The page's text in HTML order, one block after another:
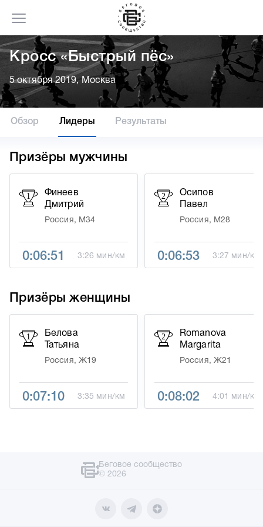
Кросс «Быстрый пёс»
5 октября 2019, Москва
Обзор Лидеры Результаты
Призёры мужчины
1
Финеев
Дмитрий
Россия, М34
0:06:51 3:26 мин/км
2
Осипов
Павел
Россия, М28
0:06:53 3:27 мин/км
Призёры женщины
1
Белова
Татьяна
Россия, Ж19
0:07:10 3:35 мин/км
2
Romanova
Margarita
Россия, Ж21
0:08:02 4:01 мин/км
Беговое сообщество
© 2026